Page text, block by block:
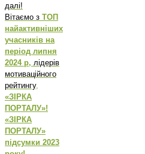
далі!
Вітаємо з ТОП
найактивніших
учасників на
період липня
2024 р, лідерів
мотиваційного
рейтингу,
«ЗІРКА
ПОРТАЛУ»!
«ЗІРКА
ПОРТАЛУ»
підсумки 2023